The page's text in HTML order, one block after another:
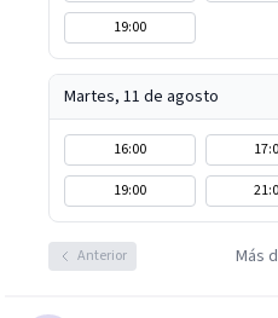
19:00
Martes, 11 de agosto
16:00
19:00
Anterior Más